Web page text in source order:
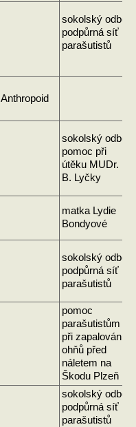
sokolský odboj
podpůrná síť
parašutistů
Anthropoid
sokolský odboj,
pomoc při
útěku MUDr.
B. Lyčky
matka Lydie
Bondyové
sokolský odboj
podpůrná síť
parašutistů
pomoc
parašutistům
při zapalování
ohňů před
náletem na
Škodu Plzeň
sokolský odboj,
podpůrná síť
parašutistů